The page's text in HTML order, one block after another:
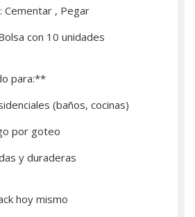
Cementar , Pegar
con 10 unidades
para:**
(baños, cocinas)
por goteo
y duraderas
hoy mismo